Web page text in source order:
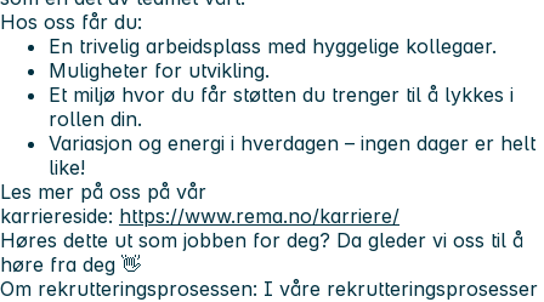
Hos oss får du:
En trivelig arbeidsplass med hyggelige kollegaer.
Muligheter for utvikling.
Et miljø hvor du får støtten du trenger til å lykkes i
rollen din.
Variasjon og energi i hverdagen – ingen dager er helt
like!
Les mer på oss på vår
karriereside: https://www.rema.no/karriere/
Høres dette ut som jobben for deg? Da gleder vi oss til å
høre fra deg 👋
Om rekrutteringsprosessen: I våre rekrutteringsprosesser